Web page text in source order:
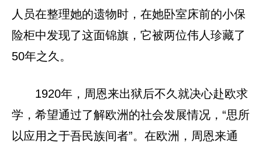
人员在整理她的遗物时，在她卧室床前的小保
险柜中发现了这面锦旗，它被两位伟人珍藏了
50年之久。
1920年，周恩来出狱后不久就决心赴欧求
学，希望通过了解欧洲的社会发展情况，“思所
以应用之于吾民族间者”。在欧洲，周恩来通